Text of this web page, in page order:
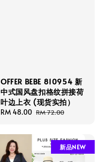
OFFER BEBE 810954 新
中式国风盘扣格纹拼接荷
叶边上衣 (现货实拍）
Sale
RM 48.00 Regular
RM 72.00
新品NEW